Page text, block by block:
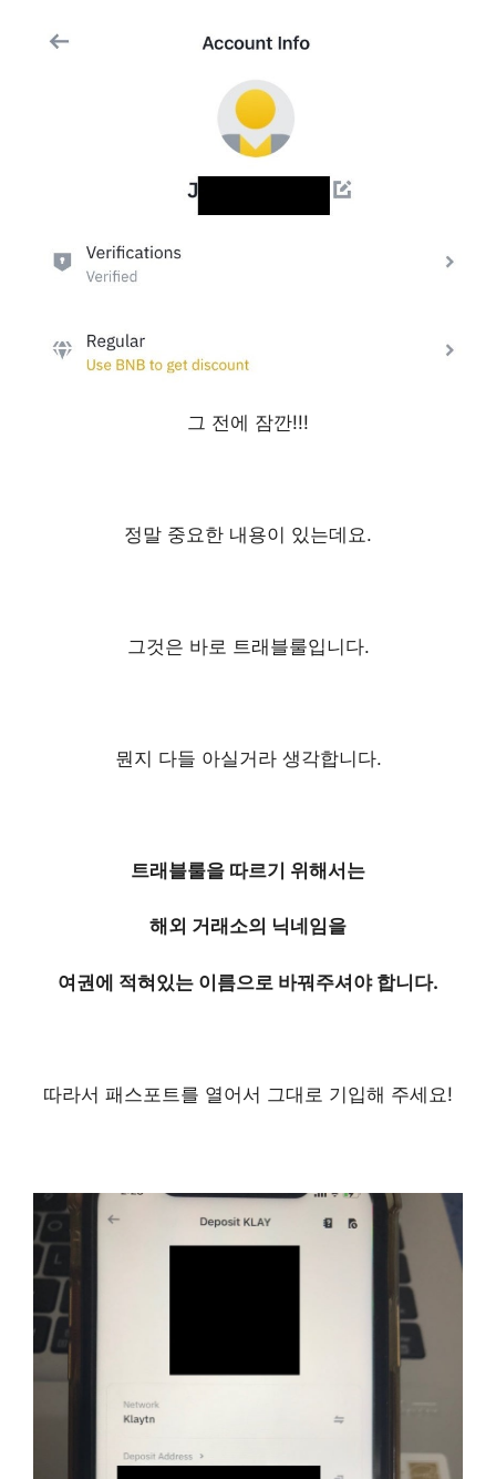
그 전에 잠깐!!!
정말 중요한 내용이 있는데요.
그것은 바로 트래블룰입니다.
뭔지 다들 아실거라 생각합니다.
트래블룰을 따르기 위해서는
해외 거래소의 닉네임을
여권에 적혀있는 이름으로 바꿔주셔야 합니다.
따라서 패스포트를 열어서 그대로 기입해 주세요!